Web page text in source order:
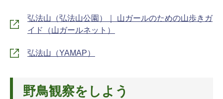
弘法山（弘法山公園）｜ 山ガールのための山歩きガ
イド（山ガールネット）
弘法山（YAMAP）
野鳥観察をしよう